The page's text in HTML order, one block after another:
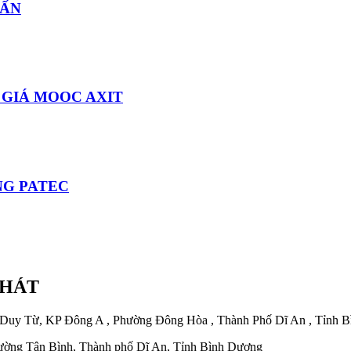
MOOC AXIT
PATEC
Từ, KP Đông A , Phường Đông Hòa , Thành Phố Dĩ An , Tỉnh
Tân Bình, Thành phố Dĩ An, Tỉnh Bình Dương